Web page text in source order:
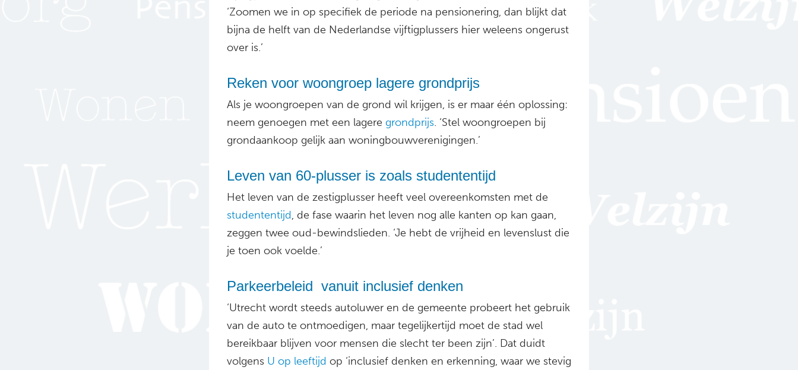
‘Zoomen we in op specifiek de periode na pensionering, dan blijkt dat
bijna de helft van de Nederlandse vijftigplussers hier weleens ongerust
over is.’
Reken voor woongroep lagere grondprijs
Als je woongroepen van de grond wil krijgen, is er maar één oplossing:
neem genoegen met een lagere grondprijs. ‘Stel woongroepen bij
grondaankoop gelijk aan woningbouwverenigingen.’
Leven van 60-plusser is zoals studententijd
Het leven van de zestigplusser heeft veel overeenkomsten met de
studententijd, de fase waarin het leven nog alle kanten op kan gaan,
zeggen twee oud-bewindslieden. ‘Je hebt de vrijheid en levenslust die
je toen ook voelde.’
Parkeerbeleid vanuit inclusief denken
‘Utrecht wordt steeds autoluwer en de gemeente probeert het gebruik
van de auto te ontmoedigen, maar tegelijkertijd moet de stad wel
bereikbaar blijven voor mensen die slecht ter been zijn’. Dat duidt
volgens U op leeftijd op ‘inclusief denken en erkenning, waar we stevig